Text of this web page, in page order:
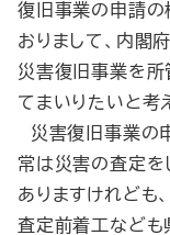
復旧事業の申請の
おりまして、内閣
災害復旧事業を所
てまいりたいと考
災害復旧事業の
常は災害の査定を
ありますけれども
査定前着工なども